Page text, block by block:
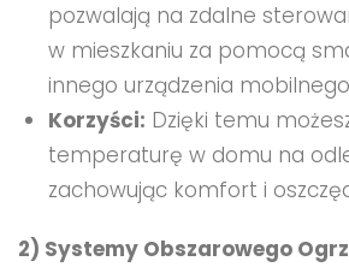
pozwalają na zdalne
w mieszkaniu za pomocą
innego urządzenia
Korzyści: Dzięki temu
temperaturę w domu na
zachowując komfort i
2) Systemy Obszarowego